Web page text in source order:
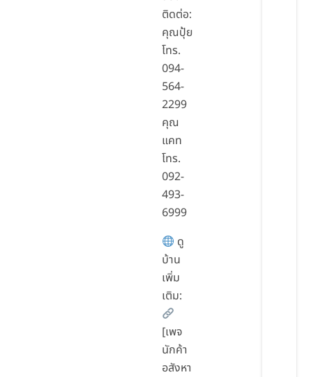
ติดต่อ:
คุณปุ้ย
โทร.
094-
564-
2299
คุณ
แคท
โทร.
092-
493-
6999
ดู
บ้าน
เพิ่ม
เติม:
[เพจ
นักค้า
อสังหา